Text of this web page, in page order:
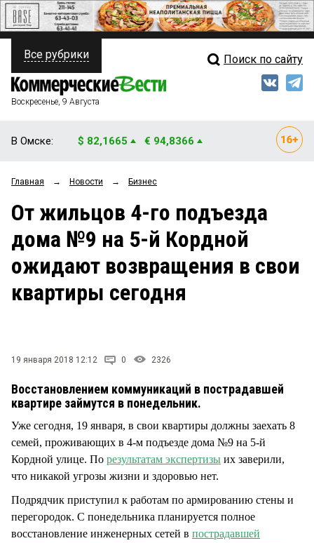
ПОЛИТИКА
ФИНАНСЫ
ОБЩЕСТВО
ЗАКОН
Свежий выпуск
Рейтинги
Блоги
Архив
Все рубрики Поиск по сайту
Воскресенье, 9 Августа
В Омске: $ 82,1665 € 94,8366
Главная → Новости → Бизнес
От жильцов 4-го подъезда
дома №9 на 5-й Кордной
ожидают возвращения в свои
квартиры сегодня
19 января 2018 12:12 0 2326
Восстановлением коммуникаций в пострадавшей
квартире займутся в понедельник.
Уже сегодня, 19 января, в свои квартиры должны заехать 8
семей, проживающих в 4-м подъезде дома №9 на 5-й
Кордной улице. По результатам экспертизы их заверили,
что никакой угрозы жизни и здоровью нет.
Подрядчик приступил к работам по армированию стены и
перегородок. С понедельника планируется полное
восстановление инженерных сетей в пострадавшей